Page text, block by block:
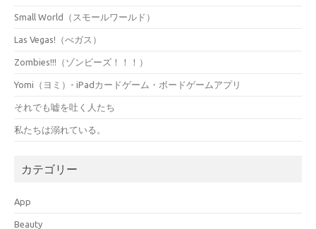
Small World（スモールワールド）
Las Vegas!（べガス）
Zombies!!!（ゾンビーズ！！！）
Yomi（ヨミ）- iPadカードゲーム・ボードゲームアプリ
それでも嘘を吐く人たち
私たちは溺れている。
カテゴリー
App
Beauty